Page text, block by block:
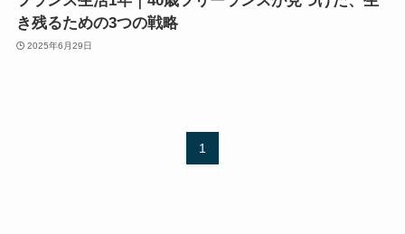
き残るための3つの戦略
2025年6月29日
1